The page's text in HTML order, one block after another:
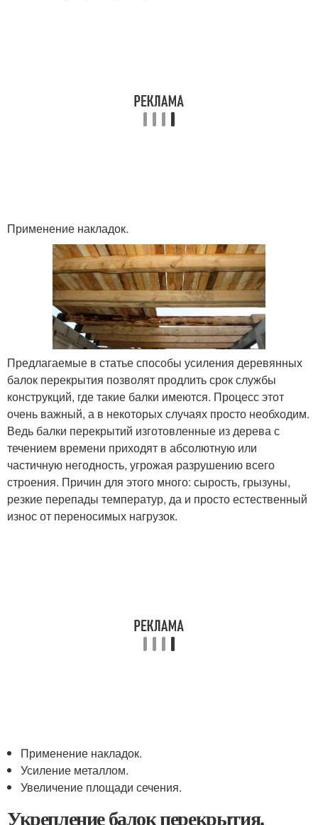
Применение накладок.
Предлагаемые в статье способы усиления деревянных
балок перекрытия позволят продлить срок службы
конструкций, где такие балки имеются. Процесс этот
очень важный, а в некоторых случаях просто необходим.
Ведь балки перекрытий изготовленные из дерева с
течением времени приходят в абсолютную или
частичную негодность, угрожая разрушению всего
строения. Причин для этого много: сырость, грызуны,
резкие перепады температур, да и просто естественный
износ от переносимых нагрузок.
Применение накладок.
Усиление металлом.
Увеличение площади сечения.
Укрепление балок перекрытия.